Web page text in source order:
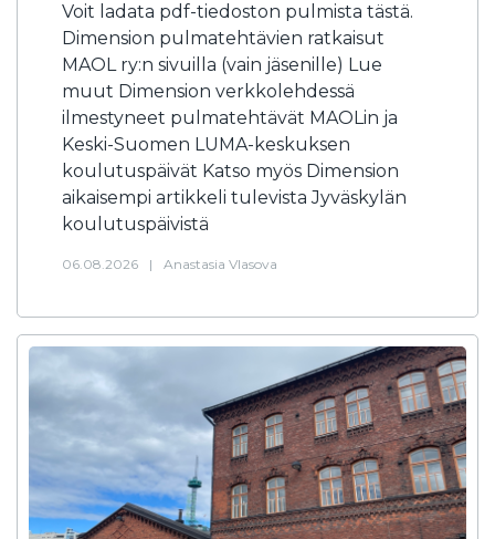
Voit ladata pdf-tiedoston pulmista tästä.
Dimension pulmatehtävien ratkaisut
MAOL ry:n sivuilla (vain jäsenille) Lue
muut Dimension verkkolehdessä
ilmestyneet pulmatehtävät MAOLin ja
Keski-Suomen LUMA-keskuksen
koulutuspäivät Katso myös Dimension
aikaisempi artikkeli tulevista Jyväskylän
koulutuspäivistä
06.08.2026 | Anastasia Vlasova